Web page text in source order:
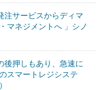
注サービスからディマ
マネジメントへ 」シノ
後押しもあり、急速に
スマートレジシステ